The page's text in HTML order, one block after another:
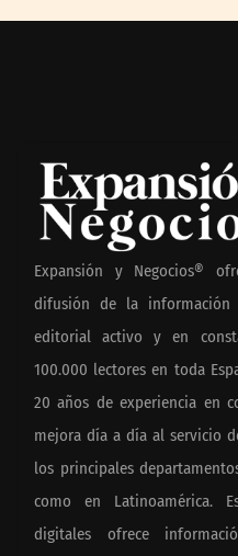
Expansión y Negocios®
difusión de la información
editorial activo y en
100.000 lectores en toda
20 años de experiencia en
mejora día a día al servicio
los principales
como en Latinoamérica.
digitales ofrece